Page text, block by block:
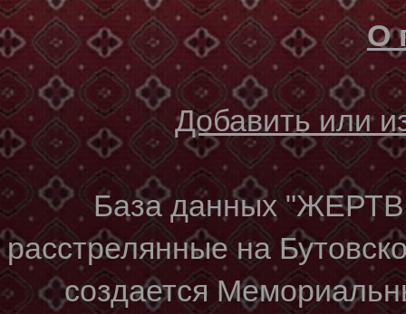
О
Добавить или
База данных
расстрелянные на
создается